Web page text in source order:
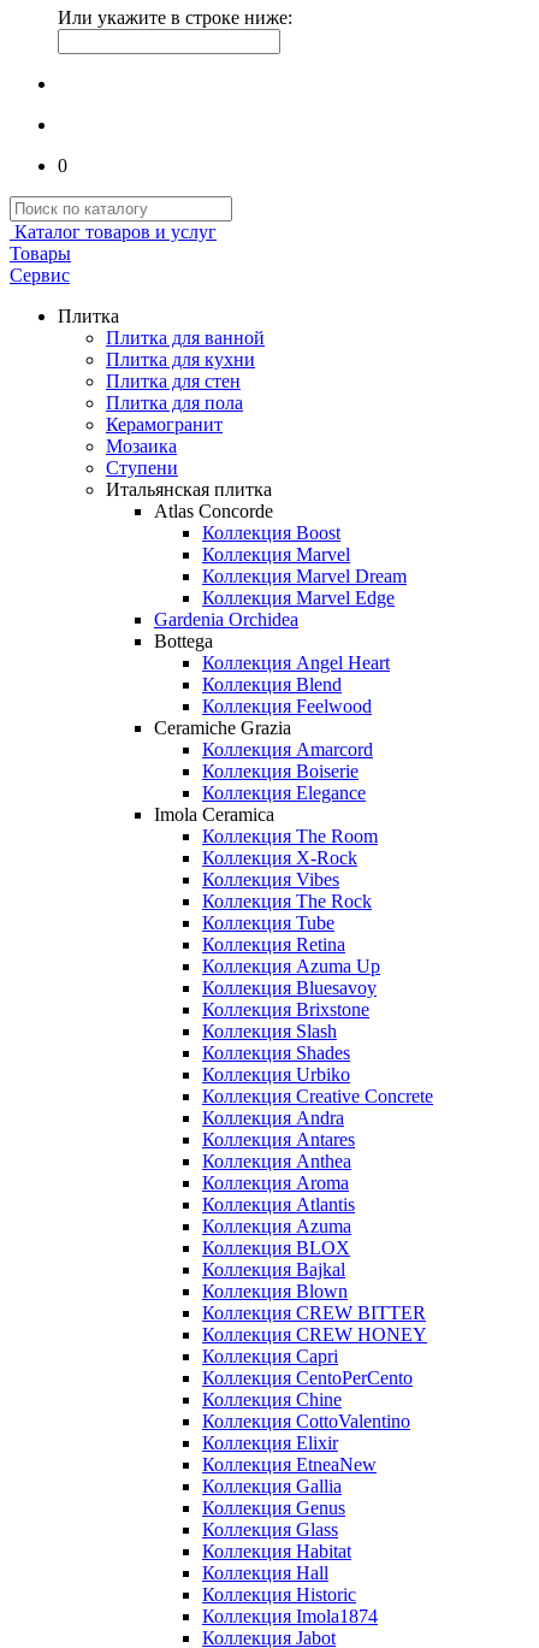
Или укажите в строке ниже:
0
Каталог товаров и услуг
Товары
Сервис
Плитка
Плитка для ванной
Плитка для кухни
Плитка для стен
Плитка для пола
Керамогранит
Мозаика
Ступени
Итальянская плитка
Atlas Concorde
Коллекция Boost
Коллекция Marvel
Коллекция Marvel Dream
Коллекция Marvel Edge
Gardenia Orchidea
Bottega
Коллекция Angel Heart
Коллекция Blend
Коллекция Feelwood
Ceramiche Grazia
Коллекция Amarcord
Коллекция Boiserie
Коллекция Elegance
Imola Ceramica
Коллекция The Room
Коллекция X-Rock
Коллекция Vibes
Коллекция The Rock
Коллекция Tube
Коллекция Retina
Коллекция Azuma Up
Коллекция Bluesavoy
Коллекция Brixstone
Коллекция Slash
Коллекция Shades
Коллекция Urbiko
Коллекция Creative Concrete
Коллекция Andra
Коллекция Antares
Коллекция Anthea
Коллекция Aroma
Коллекция Atlantis
Коллекция Azuma
Коллекция BLOX
Коллекция Bajkal
Коллекция Blown
Коллекция CREW BITTER
Коллекция CREW HONEY
Коллекция Capri
Коллекция CentoPerCento
Коллекция Chine
Коллекция CottoValentino
Коллекция Elixir
Коллекция EtneaNew
Коллекция Gallia
Коллекция Genus
Коллекция Glass
Коллекция Habitat
Коллекция Hall
Коллекция Historic
Коллекция Imola1874
Коллекция Jabot